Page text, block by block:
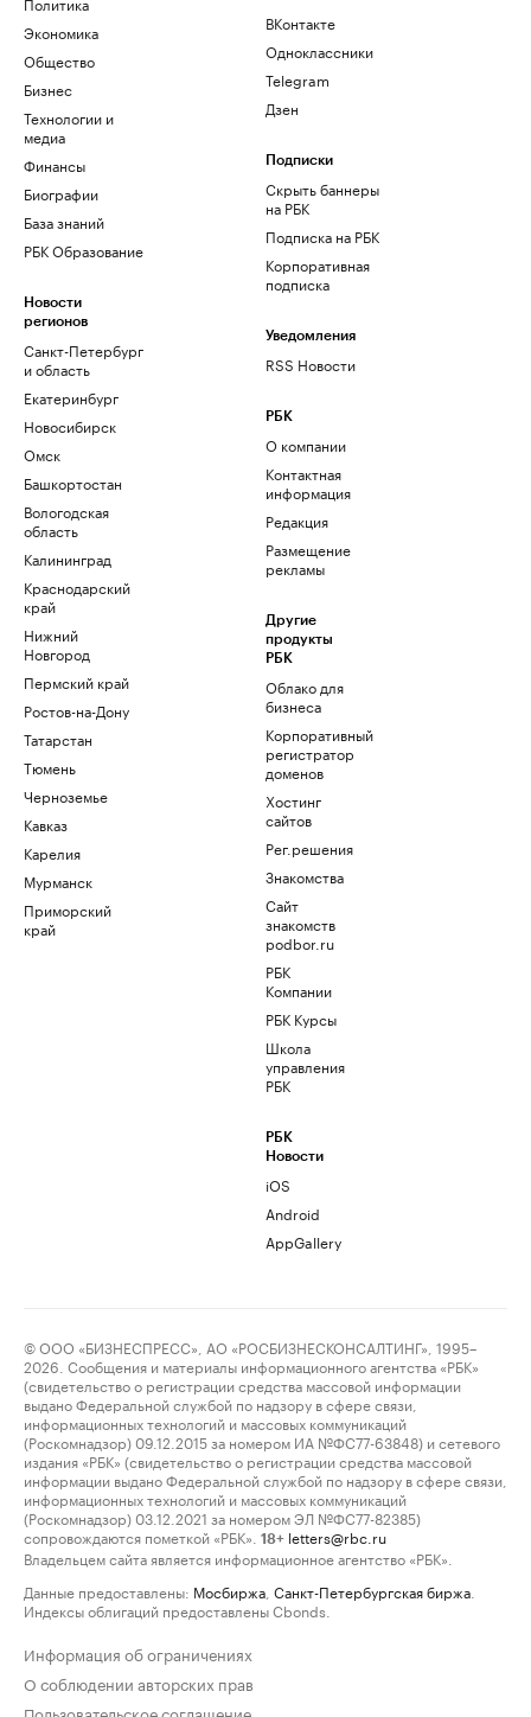
Экономика
Общество
Бизнес
Технологии и
медиа
Финансы
Биографии
База знаний
РБК Образование
Новости
регионов
Санкт-Петербург
и область
Екатеринбург
Новосибирск
Омск
Башкортостан
Вологодская
область
Калининград
Краснодарский
край
Нижний
Новгород
Пермский край
Ростов-на-Дону
Татарстан
Тюмень
Черноземье
Кавказ
Карелия
Мурманск
Приморский
край
ВКонтакте
Одноклассники
Telegram
Дзен
Подписки
Скрыть баннеры
на РБК
Подписка на РБК
Корпоративная
подписка
Уведомления
RSS Новости
РБК
О компании
Контактная
информация
Редакция
Размещение
рекламы
Другие
продукты
РБК
Облако для
бизнеса
Корпоративный
регистратор
доменов
Хостинг
сайтов
Рег.решения
Знакомства
Сайт
знакомств
podbor.ru
РБК
Компании
РБК Курсы
Школа
управления
РБК
РБК
Новости
iOS
Android
AppGallery
© ООО «БИЗНЕСПРЕСС», АО «РОСБИЗНЕСКОНСАЛТИНГ», 1995–
2026. Сообщения и материалы информационного агентства «РБК»
(свидетельство о регистрации средства массовой информации
выдано Федеральной службой по надзору в сфере связи,
информационных технологий и массовых коммуникаций
(Роскомнадзор) 09.12.2015 за номером ИА №ФС77-63848) и сетевого
издания «РБК» (свидетельство о регистрации средства массовой
информации выдано Федеральной службой по надзору в сфере связи,
информационных технологий и массовых коммуникаций
(Роскомнадзор) 03.12.2021 за номером ЭЛ №ФС77-82385)
сопровождаются пометкой «РБК».
18+ letters@rbc.ru
Владельцем сайта является информационное агентство «РБК».
Данные предоставлены: Мосбиржа Санкт-Петербургская биржа
Индексы облигаций предоставлены Cbonds.
Информация об ограничениях
О соблюдении авторских прав